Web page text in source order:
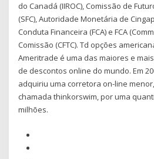
do Canadá (IIROC), Comissão de
(SFC), Autoridade Monetária de
Conduta Financeira (FCA) e FCA
Comissão (CFTC). Td opções
Ameritrade é uma das maiores e
de descontos online do mundo. Em
adquiriu uma corretora on-line
chamada thinkorswim, por uma
milhões.